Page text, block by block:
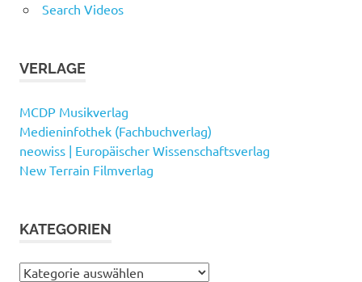
Search Videos
VERLAGE
MCDP Musikverlag
Medieninfothek (Fachbuchverlag)
neowiss | Europäischer Wissenschaftsverlag
New Terrain Filmverlag
KATEGORIEN
Kategorien